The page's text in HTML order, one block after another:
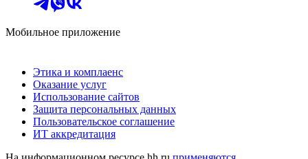
Мобильное приложение
Этика и комплаенс
Оказание услуг
Использование сайтов
Защита персональных данных
Пользовательское соглашение
ИТ аккредитация